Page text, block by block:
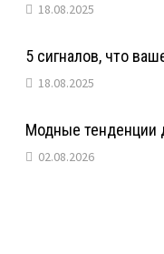
18.08.2025
5 сигналов, что
18.08.2025
Модные тенденции
02.08.2026